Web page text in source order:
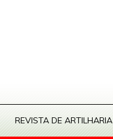
REVISTA DE ARTILHARIA